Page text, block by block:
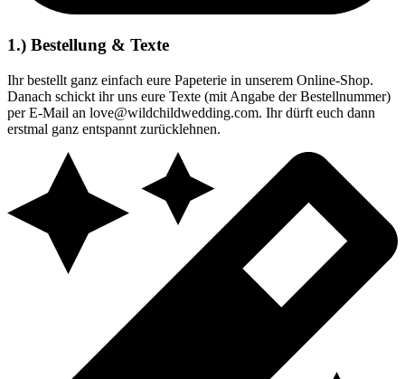
1.) Bestellung & Texte
Ihr bestellt ganz einfach eure Papeterie in unserem Online-Shop.
Danach schickt ihr uns eure Texte (mit Angabe der Bestellnummer)
per E-Mail an love@wildchildwedding.com. Ihr dürft euch dann
erstmal ganz entspannt zurücklehnen.